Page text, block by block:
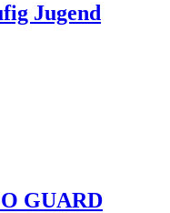
Jugend
GUARD